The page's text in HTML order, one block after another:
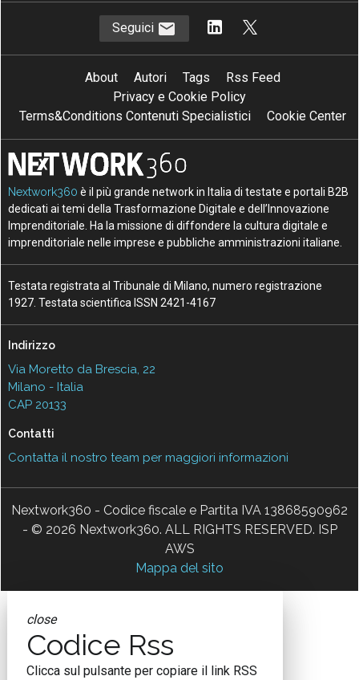
Seguici
About Autori Tags
Rss Feed
Privacy e Cookie Policy
Terms&Conditions Contenuti Specialistici
Cookie Center
Nextwork360 è il più grande network in Italia di testate e portali B2B
dedicati ai temi della Trasformazione Digitale e dell’Innovazione
Imprenditoriale. Ha la missione di diffondere la cultura digitale e
imprenditoriale nelle imprese e pubbliche amministrazioni italiane.
Testata registrata al Tribunale di Milano, numero registrazione
1927. Testata scientifica ISSN 2421-4167
Indirizzo
Via Moretto da Brescia, 22
Milano - Italia
CAP 20133
Contatti
Contatta il nostro team per maggiori informazioni
Nextwork360 - Codice fiscale e Partita IVA 13868590962
- © 2026 Nextwork360. ALL RIGHTS RESERVED. ISP
AWS
Mappa del sito
close
Codice Rss
Clicca sul pulsante per copiare il link RSS